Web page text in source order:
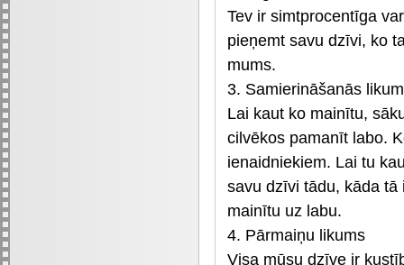
Tev ir simtprocentīga
pieņemt savu dzīvi, ko
mums.
3. Samierināšanās
Lai kaut ko mainītu,
cilvēkos pamanīt labo.
ienaidniekiem. Lai tu
savu dzīvi tādu, kāda
mainītu uz labu.
4. Pārmaiņu likums
Visa mūsu dzīve ir